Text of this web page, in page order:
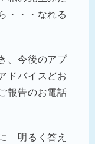
・・・なれる
、今後のアプ
ドバイスどお
報告のお電話
明るく答え